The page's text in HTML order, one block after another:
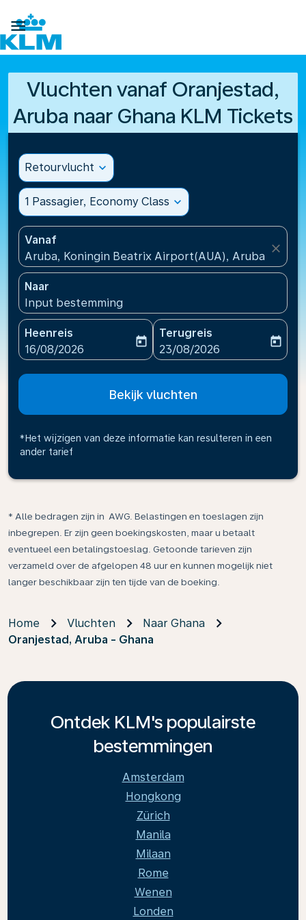

Vluchten vanaf Oranjestad,
Aruba naar Ghana KLM Tickets
Retourvlucht expand_more
1 Passagier, Economy Class expand_more
Vanaf
Aruba, Koningin Beatrix Airport(AUA), Aruba
close
Naar
Input bestemming
Heenreis
fc-booking-departure-date-aria-label
16/08/2026
today
Terugreis
fc-booking-return-date-
23/08/2026
today
Bekijk vluchten
*Het wijzigen van deze informatie kan resulteren in een
ander tarief
* Alle bedragen zijn in AWG. Belastingen en toeslagen zijn
inbegrepen. Er zijn geen boekingskosten, maar u betaalt
eventueel een betalingstoeslag. Getoonde tarieven zijn
verzameld over de afgelopen 48 uur en kunnen mogelijk niet
langer beschikbaar zijn ten tijde van de boeking.
Home Vluchten
Naar Ghana
Oranjestad, Aruba - Ghana
Ontdek KLM's populairste
bestemmingen
Amsterdam
Hongkong
Zürich
Manila
Milaan
Rome
Wenen
Londen